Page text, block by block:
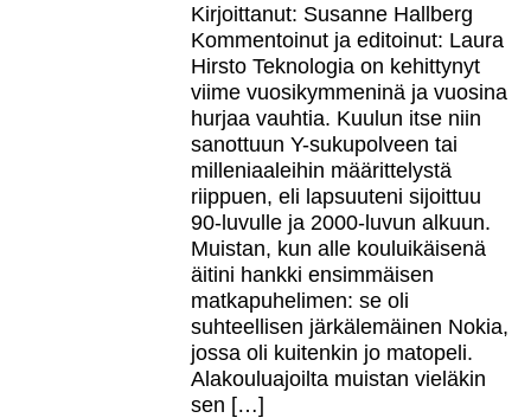
ja
digitaaliset
oppimisympäristöt
muuttuvat
–
mikä
pysyy?
Kirjoittanut: Susanne Hallberg
Kommentoinut ja editoinut: Laura
Hirsto Teknologia on kehittynyt
viime vuosikymmeninä ja vuosina
hurjaa vauhtia. Kuulun itse niin
sanottuun Y-sukupolveen tai
milleniaaleihin määrittelystä
riippuen, eli lapsuuteni sijoittuu
90-luvulle ja 2000-luvun alkuun.
Muistan, kun alle kouluikäisenä
äitini hankki ensimmäisen
matkapuhelimen: se oli
suhteellisen järkälemäinen Nokia,
jossa oli kuitenkin jo matopeli.
Alakouluajoilta muistan vieläkin
sen […]